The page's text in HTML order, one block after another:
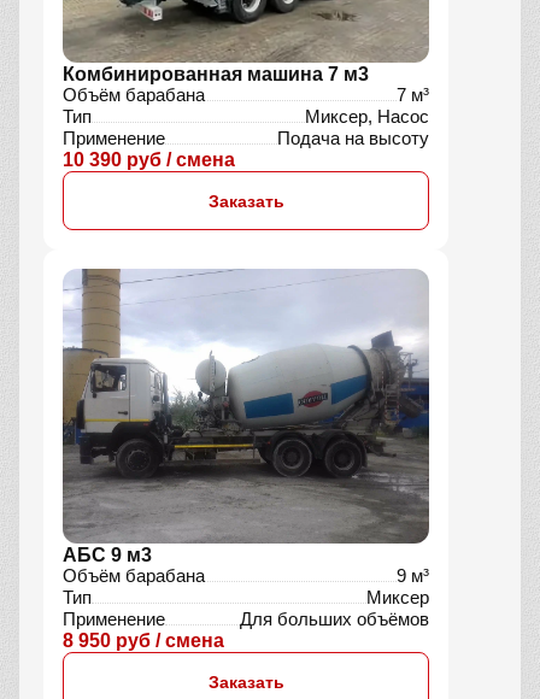
Комбинированная машина 7 м3
Объём барабана
7 м³
Тип
Миксер, Насос
Применение
Подача на высоту
10 390 руб / смена
Заказать
АБС 9 м3
Объём барабана
9 м³
Тип
Миксер
Применение
Для больших объёмов
8 950 руб / смена
Заказать